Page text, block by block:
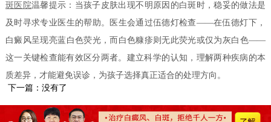
斑医院温馨提示：当孩子皮肤出现不明原因的白斑时，稳妥的做法是
及时寻求专业医生的帮助。医生会通过伍德灯检查——在伍德灯下，
白癜风呈现亮蓝白色荧光，而白色糠疹则无此荧光或仅为灰白色——
这一关键检查能有效区分两者。建立科学的认知，理解两种疾病的本
质差异，才能避免误诊，为孩子选择真正适合的处理方向。
下一篇：没有了